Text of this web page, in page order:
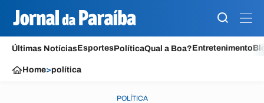
Últimas NotíciasEsportesPolíticaQual a Boa?Entretenimento
Home>política
POLÍTICA